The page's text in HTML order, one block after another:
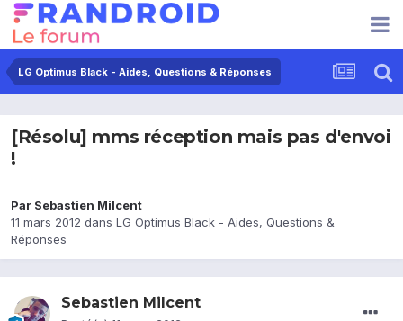
LG Optimus Black - Aides, Questions & Réponses
[Résolu] mms réception mais pas d'envoi
!
Par Sebastien Milcent
11 mars 2012 dans LG Optimus Black - Aides, Questions &
Réponses
Sebastien Milcent